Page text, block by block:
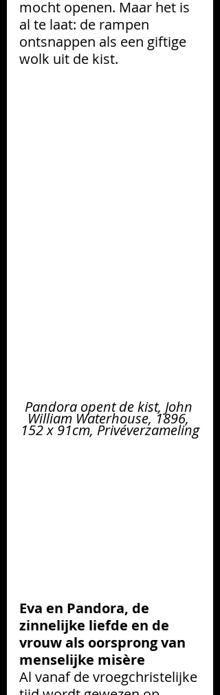
mocht openen. Maar het is
al te laat: de rampen
ontsnappen als een giftige
wolk uit de kist.
Pandora opent de kist, John
William Waterhouse, 1896,
152 x 91cm, Privéverzameling
Eva en Pandora, de
zinnelijke liefde en de
vrouw als oorsprong van
menselijke misère
Al vanaf de vroegchristelijke